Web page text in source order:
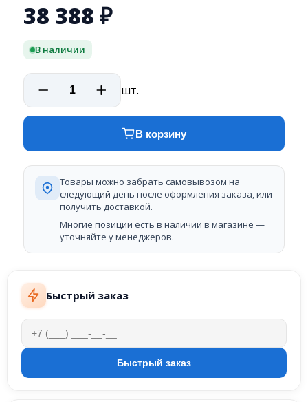
Быстрый заказ
38 388 ₽
В наличии
шт.
В корзину
Товары можно забрать самовывозом на
следующий день после оформления заказа, или
получить доставкой.
Многие позиции есть в наличии в магазине —
уточняйте у менеджеров.